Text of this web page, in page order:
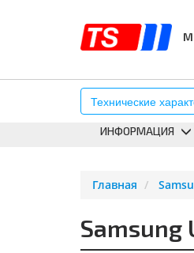
ТехническиеКАТАЛОГ
ИНФОРМАЦИЯ
Главная
Samsung